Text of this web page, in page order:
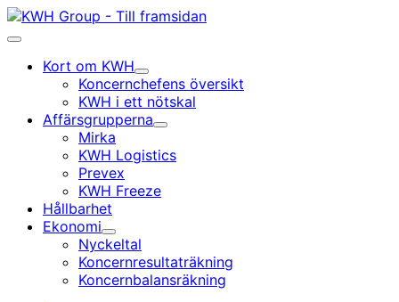
Gå
till
Huvudmeny
Kort om KWH
Undermeny
Koncernchefens översikt
KWH i ett nötskal
Affärsgrupperna
Undermeny
Mirka
KWH Logistics
Prevex
KWH Freeze
Hållbarhet
Ekonomi
Undermeny
Nyckeltal
Koncernresultaträkning
Koncernbalansräkning